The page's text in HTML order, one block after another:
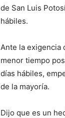
de San Luis
hábiles.
Ante la exigencia
menor tiempo
días hábiles,
de la mayoría.
Dijo que es un